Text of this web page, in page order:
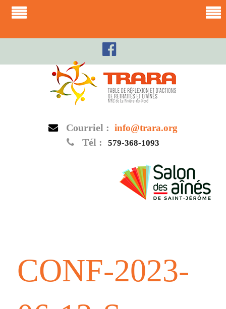
Courriel : info@trara.org
Tél : 579-368-1093
CONF-2023-